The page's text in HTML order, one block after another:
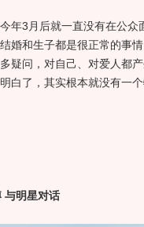
3月后就一直没有在公众
婚和生子都是很正常的事
疑问，对自己、对爱人都
白了，其实根本就没有一
明星对话